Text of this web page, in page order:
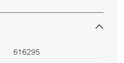
616295